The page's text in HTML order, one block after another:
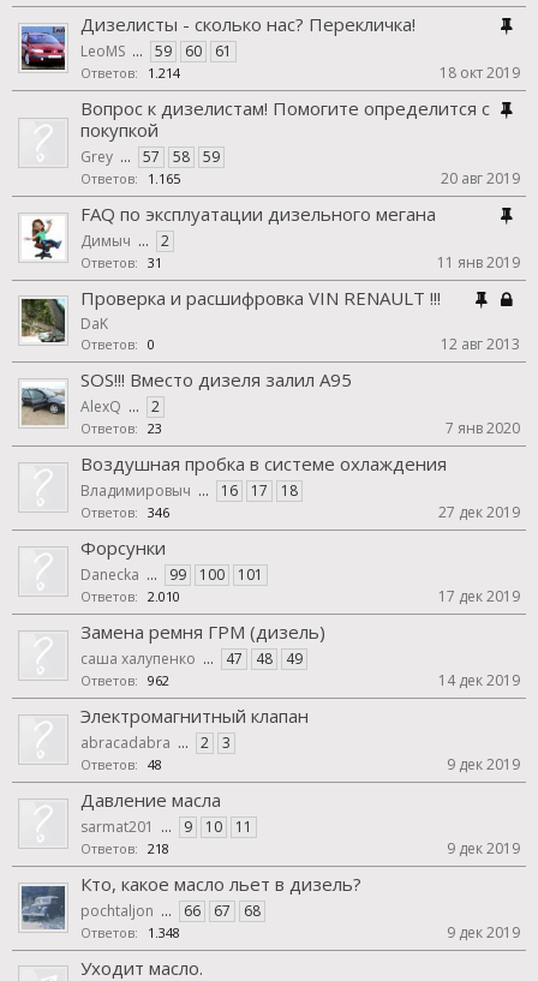
Дизелисты - сколько нас? Перекличка!
LeoMS ... 59 60 61
Ответов: 1.214 18 окт 2019
Вопрос к дизелистам! Помогите определится с
покупкой
Grey ... 57 58 59
Ответов: 1.165 20 авг 2019
FAQ по эксплуатации дизельного мегана
Димыч ... 2
Ответов: 31 11 янв 2019
Проверка и расшифровка VIN RENAULT !!!
DaK
Ответов: 0 12 авг 2013
SOS!!! Вместо дизеля залил А95
AlexQ ... 2
Ответов: 23 7 янв 2020
Воздушная пробка в системе охлаждения
Владимировыч ... 16 17 18
Ответов: 346 27 дек 2019
Форсунки
Danecka ... 99 100 101
Ответов: 2.010 17 дек 2019
Замена ремня ГРМ (дизель)
саша халупенко ... 47 48 49
Ответов: 962 14 дек 2019
Электромагнитный клапан
abracadabra ... 2 3
Ответов: 48 9 дек 2019
Давление масла
sarmat201 ... 9 10 11
Ответов: 218 9 дек 2019
Кто, какое масло льет в дизель?
pochtaljon ... 66 67 68
Ответов: 1.348 9 дек 2019
Уходит масло.